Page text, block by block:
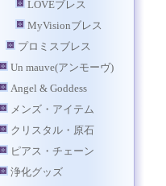
LOVEブレス
MyVisionブレス
プロミスブレス
Un mauve(アンモーヴ)
Angel & Goddess
メンズ・アイテム
クリスタル・原石
ピアス・チェーン
浄化グッズ